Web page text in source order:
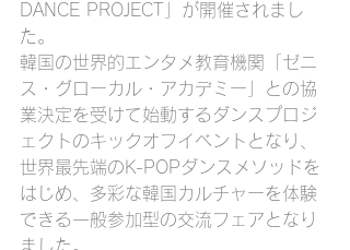
DANCE PROJECT」が開催されまし
た。
韓国の世界的エンタメ教育機関「ゼニ
ス・グローカル・アカデミー」との協
業決定を受けて始動するダンスプロジ
ェクトのキックオフイベントとなり、
世界最先端のK-POPダンスメソッドを
はじめ、多彩な韓国カルチャーを体験
できる一般参加型の交流フェアとなり
ました。